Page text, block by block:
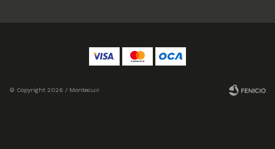
© Copyright 2026 / Montecuir